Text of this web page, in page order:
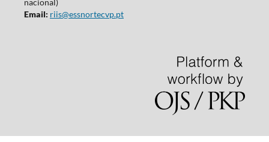
nacional)
Email: riis@essnortecvp.pt